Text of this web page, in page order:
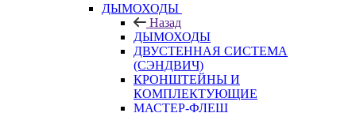
ДЫМОХОДЫ
Назад
ДЫМОХОДЫ
ДВУСТЕННАЯ СИСТЕМА
(СЭНДВИЧ)
КРОНШТЕЙНЫ И
КОМПЛЕКТУЮЩИЕ
МАСТЕР-ФЛЕШ